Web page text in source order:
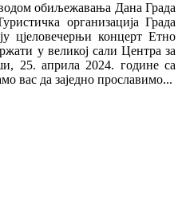
обиљежавања Дана Града
организација Града
цјеловечерњи концерт Етно
у великој сали Центра за
25. априла 2024. године са
вас да заједно прославимо...